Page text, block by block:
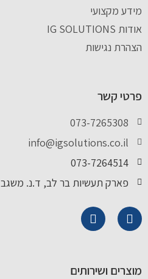
מידע מקצועי
אודות IG SOLUTIONS
הצהרת נגישות
פרטי קשר
073-7265308
info@igsolutions.co.il
073-7264514
פארק תעשיות בר לב, ד.נ. משגב 20156
מוצרים ושירותים